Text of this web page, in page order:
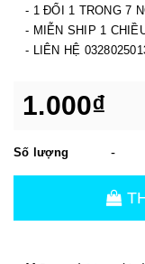
- 1 ĐỔI 1 TRONG 7
- MIỄN SHIP 1
- LIÊN HỆ
1.000₫
Số lượng -